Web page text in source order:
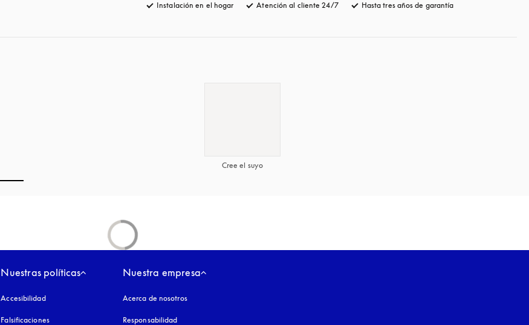
Instalación en el hogar Atención al cliente 24/7apertura en una pestaña nueva
Hasta tres años de garantía
Cree el suyo
Nuestras políticas
Accesibilidadapertura en una pestaña nueva
Falsificacionesapertura en una pestaña nueva
Nuestra empresa
Acerca de nosotros
Responsabilidad